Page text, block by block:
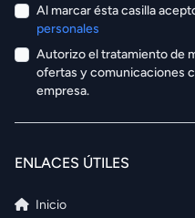
Al marcar ésta casilla
personales
Autorizo el tratamiento de
ofertas y comunicaciones
empresa.
ENLACES ÚTILES
Inicio